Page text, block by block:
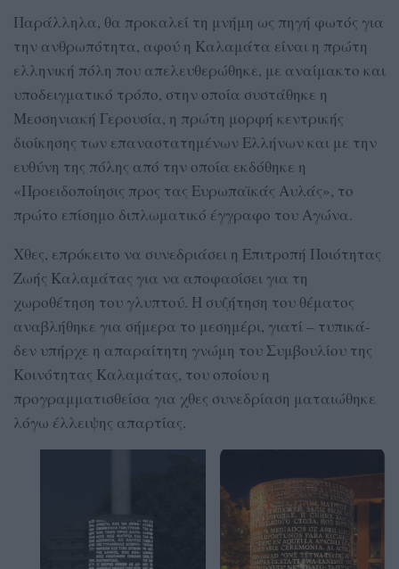
Παράλληλα, θα προκαλεί τη μνήμη ως πηγή φωτός για
την ανθρωπότητα, αφού η Καλαμάτα είναι η πρώτη
ελληνική πόλη που απελευθερώθηκε, με αναίμακτο και
υποδειγματικό τρόπο, στην οποία συστάθηκε η
Μεσσηνιακή Γερουσία, η πρώτη μορφή κεντρικής
διοίκησης των επαναστατημένων Ελλήνων και με την
ευθύνη της πόλης από την οποία εκδόθηκε η
«Προειδοποίησις προς τας Ευρωπαϊκάς Αυλάς», το
πρώτο επίσημο διπλωματικό έγγραφο του Αγώνα.
Χθες, επρόκειτο να συνεδριάσει η Επιτροπή Ποιότητας
Ζωής Καλαμάτας για να αποφασίσει για τη
χωροθέτηση του γλυπτού. Η συζήτηση του θέματος
αναβλήθηκε για σήμερα το μεσημέρι, γιατί – τυπικά-
δεν υπήρχε η απαραίτητη γνώμη του Συμβουλίου της
Κοινότητας Καλαμάτας, του οποίου η
προγραμματισθείσα για χθες συνεδρίαση ματαιώθηκε
λόγω έλλειψης απαρτίας.